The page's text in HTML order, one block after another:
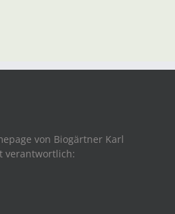
von Biogärtner Karl
verantwortlich: